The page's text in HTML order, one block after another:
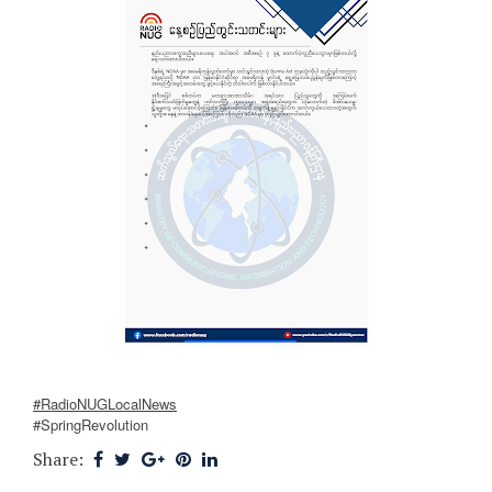
#RadioNUGLocalNews
#SpringRevolution
Share: